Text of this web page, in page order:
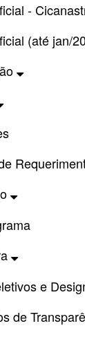
-
(até jan/
e
de